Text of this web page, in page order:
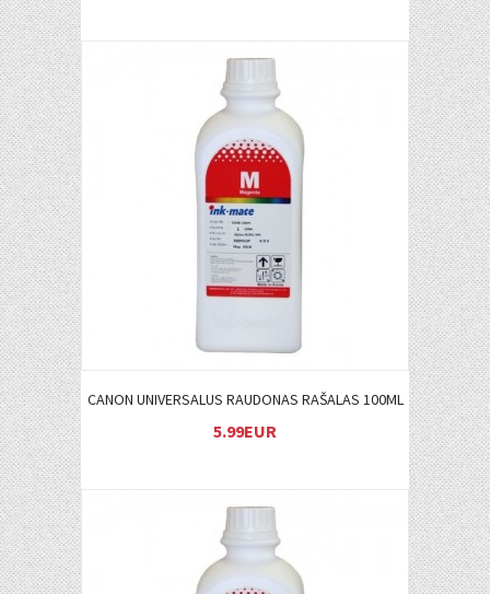
Į KREPŠELĮ
CANON UNIVERSALUS RAUDONAS RAŠALAS 100ML
5.99EUR